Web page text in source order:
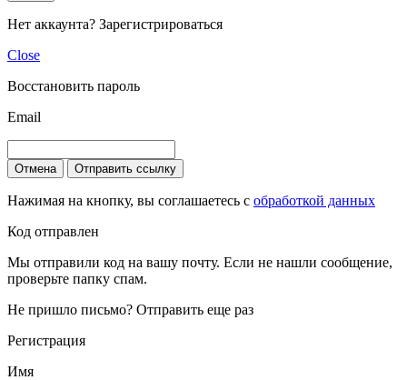
Нет аккаунта? Зарегистрироваться
Close
Восстановить пароль
Email
Отмена Отправить ссылку
Нажимая на кнопку, вы соглашаетесь с обработкой данных
Код отправлен
Мы отправили код на вашу почту. Если не нашли сообщение,
проверьте папку спам.
Не пришло письмо? Отправить еще раз
Регистрация
Имя